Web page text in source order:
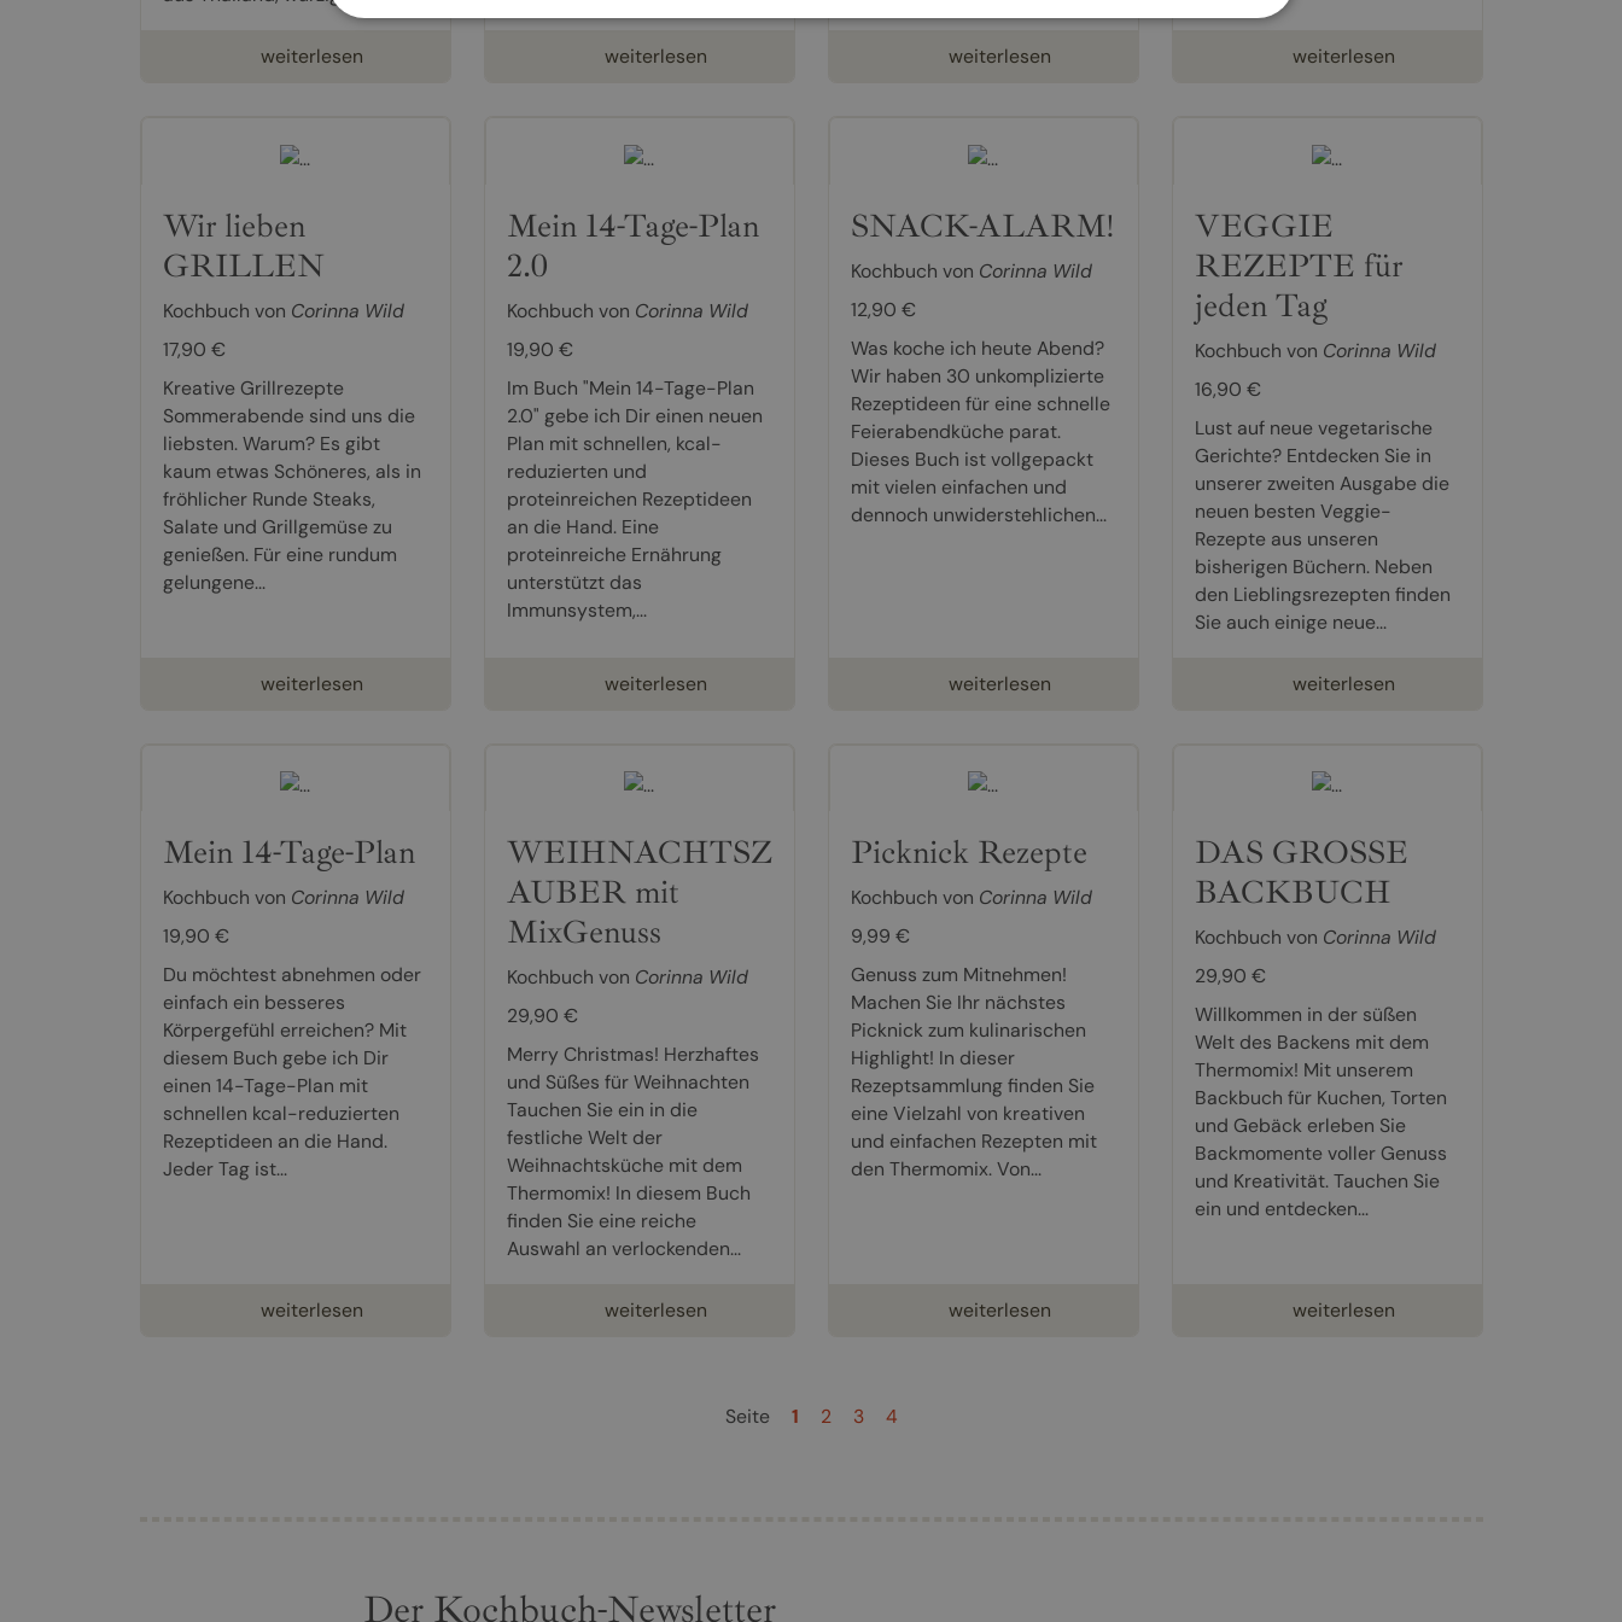
weiterlesen weiterlesen weiterlesen weiterlesen
Wir lieben
GRILLEN
Kochbuch von Corinna Wild
17,90 €
Kreative Grillrezepte
Sommerabende sind uns die
liebsten. Warum? Es gibt
kaum etwas Schöneres, als in
fröhlicher Runde Steaks,
Salate und Grillgemüse zu
genießen. Für eine rundum
gelungene...
weiterlesen
Mein 14-Tage-Plan
2.0
Kochbuch von Corinna Wild
19,90 €
Im Buch "Mein 14-Tage-Plan
2.0" gebe ich Dir einen neuen
Plan mit schnellen, kcal-
reduzierten und
proteinreichen Rezeptideen
an die Hand. Eine
proteinreiche Ernährung
unterstützt das
Immunsystem,...
weiterlesen
SNACK-ALARM!
Kochbuch von Corinna Wild
12,90 €
Was koche ich heute Abend?
Wir haben 30 unkomplizierte
Rezeptideen für eine schnelle
Feierabendküche parat.
Dieses Buch ist vollgepackt
mit vielen einfachen und
dennoch unwiderstehlichen...
weiterlesen
VEGGIE
REZEPTE für
jeden Tag
Kochbuch von Corinna Wild
16,90 €
Lust auf neue vegetarische
Gerichte? Entdecken Sie in
unserer zweiten Ausgabe die
neuen besten Veggie-
Rezepte aus unseren
bisherigen Büchern. Neben
den Lieblingsrezepten finden
Sie auch einige neue...
weiterlesen
Mein 14-Tage-Plan
Kochbuch von Corinna Wild
19,90 €
Du möchtest abnehmen oder
einfach ein besseres
Körpergefühl erreichen? Mit
diesem Buch gebe ich Dir
einen 14-Tage-Plan mit
schnellen kcal-reduzierten
Rezeptideen an die Hand.
Jeder Tag ist...
weiterlesen
WEIHNACHTSZ
AUBER mit
MixGenuss
Kochbuch von Corinna Wild
29,90 €
Merry Christmas! Herzhaftes
und Süßes für Weihnachten
Tauchen Sie ein in die
festliche Welt der
Weihnachtsküche mit dem
Thermomix! In diesem Buch
finden Sie eine reiche
Auswahl an verlockenden...
weiterlesen
Picknick Rezepte
Kochbuch von Corinna Wild
9,99 €
Genuss zum Mitnehmen!
Machen Sie Ihr nächstes
Picknick zum kulinarischen
Highlight! In dieser
Rezeptsammlung finden Sie
eine Vielzahl von kreativen
und einfachen Rezepten mit
den Thermomix. Von...
weiterlesen
DAS GROSSE
BACKBUCH
Kochbuch von Corinna Wild
29,90 €
Willkommen in der süßen
Welt des Backens mit dem
Thermomix! Mit unserem
Backbuch für Kuchen, Torten
und Gebäck erleben Sie
Backmomente voller Genuss
und Kreativität. Tauchen Sie
ein und entdecken...
weiterlesen
Seite 1 2 3 4
Der Kochbuch-Newsletter